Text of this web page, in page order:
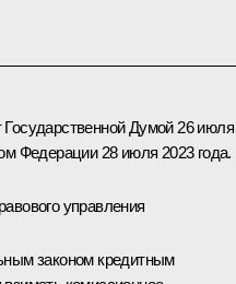
Думой 26 июля
Федерации 28 июля 2023 года.
управления
законом кредитным